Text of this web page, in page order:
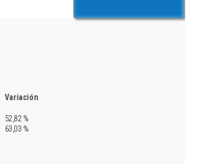
Variación
52,82 %
63,03 %